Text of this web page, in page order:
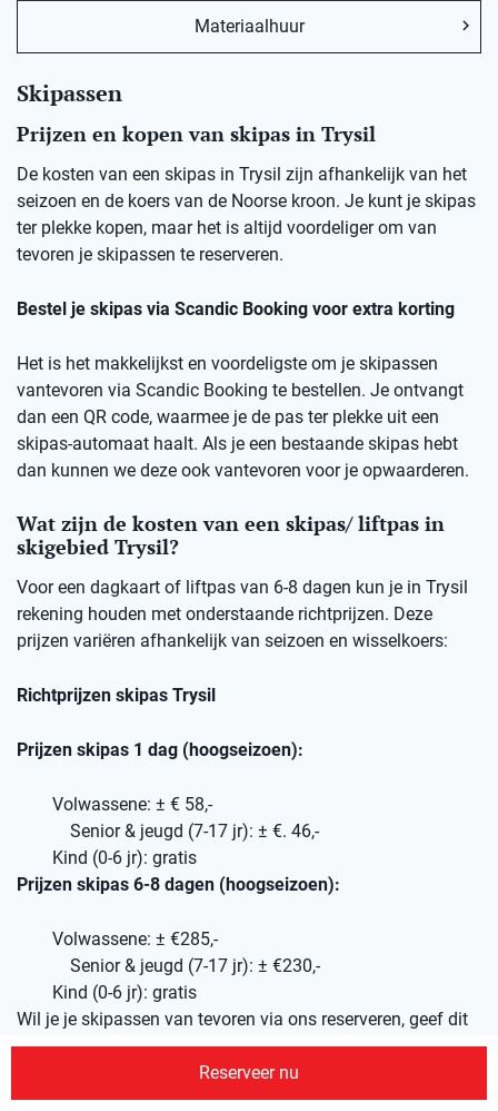
Materiaalhuur
Skipassen
Prijzen en kopen van skipas in Trysil
De kosten van een skipas in Trysil zijn afhankelijk van het
seizoen en de koers van de Noorse kroon. Je kunt je skipas
ter plekke kopen, maar het is altijd voordeliger om van
tevoren je skipassen te reserveren.
Bestel je skipas via Scandic Booking voor extra korting
Het is het makkelijkst en voordeligste om je skipassen
vantevoren via Scandic Booking te bestellen. Je ontvangt
dan een QR code, waarmee je de pas ter plekke uit een
skipas-automaat haalt. Als je een bestaande skipas hebt
dan kunnen we deze ook vantevoren voor je opwaarderen.
Wat zijn de kosten van een skipas/ liftpas in
skigebied Trysil?
Voor een dagkaart of liftpas van 6-8 dagen kun je in Trysil
rekening houden met onderstaande richtprijzen. Deze
prijzen variëren afhankelijk van seizoen en wisselkoers:
Richtprijzen skipas Trysil
Prijzen skipas 1 dag (hoogseizoen):
Volwassene: ± € 58,-
Senior & jeugd (7-17 jr): ± €. 46,-
Kind (0-6 jr): gratis
Prijzen skipas 6-8 dagen (hoogseizoen):
Volwassene: ± €285,-
Senior & jeugd (7-17 jr): ± €230,-
Kind (0-6 jr): gratis
Wil je je skipassen van tevoren via ons reserveren, geef dit
dan aan in je offerte-aanvraag, dan nemen wij dit mee in je
Reserveer nu